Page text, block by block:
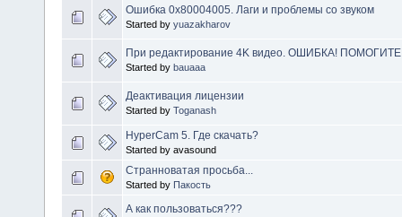
Ошибка 0x80004005. Лаги и проблемы со звуком
Started by yuazakharov
При редактирование 4K видео. ОШИБКА!
Started by bauaaa
Деактивация лицензии
Started by Toganash
HyperCam 5. Где скачать?
Started by avasound
Странноватая просьба...
Started by Пакость
А как пользоваться???